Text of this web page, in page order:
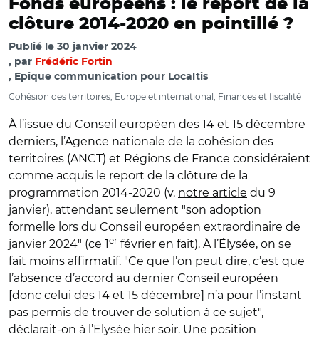
Fonds européens : le report de la
clôture 2014-2020 en pointillé ?
Publié le 30 janvier 2024
par Frédéric Fortin
, Epique communication pour Localtis
Cohésion des territoires, Europe et international, Finances et fiscalité
À l’issue du Conseil européen des 14 et 15 décembre
derniers, l’Agence nationale de la cohésion des
territoires (ANCT) et Régions de France considéraient
comme acquis le report de la clôture de la
programmation 2014-2020 (v. notre article du 9
janvier), attendant seulement "son adoption
formelle lors du Conseil européen extraordinaire de
janvier 2024" (ce 1er février en fait). À l’Élysée, on se
fait moins affirmatif. "Ce que l’on peut dire, c’est que
l’absence d’accord au dernier Conseil européen
[donc celui des 14 et 15 décembre] n’a pour l’instant
pas permis de trouver de solution à ce sujet",
déclarait-on à l’Elysée hier soir. Une position